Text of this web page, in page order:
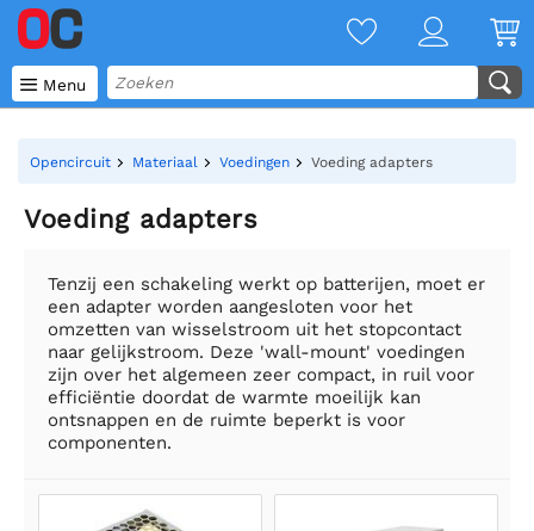
 Menu
Opencircuit Materiaal Voedingen Voeding adapters
Voeding adapters
Tenzij een schakeling werkt op batterijen, moet er
een adapter worden aangesloten voor het
omzetten van wisselstroom uit het stopcontact
naar gelijkstroom. Deze 'wall-mount' voedingen
zijn over het algemeen zeer compact, in ruil voor
efficiëntie doordat de warmte moeilijk kan
ontsnappen en de ruimte beperkt is voor
componenten.